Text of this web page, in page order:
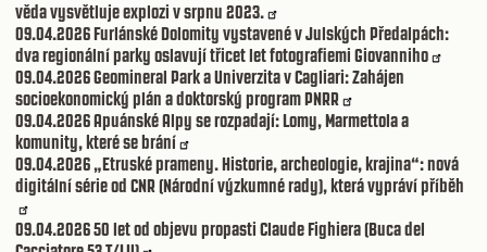
věda vysvětluje explozi v srpnu 2023.
09.04.2026Furlánské Dolomity vystavené v Julských Předalpách:
dva regionální parky oslavují třicet let fotografiemi Giovanniho
09.04.2026Geomineral Park a Univerzita v Cagliari: Zahájen
socioekonomický plán a doktorský program PNRR
09.04.2026Apuánské Alpy se rozpadají: Lomy, Marmettola a
komunity, které se brání
09.04.2026„Etruské prameny. Historie, archeologie, krajina“: nová
digitální série od CNR (Národní výzkumné rady), která vypráví příběh
09.04.202650 let od objevu propasti Claude Fighiera (Buca del